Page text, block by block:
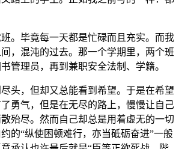
路上的学生。正如我之前写的一样：都
。毕竟每一天都是忙碌而且充实。而我
，混沌的过去。那一个学期里，两个班
管理员，再到兼职安全法制、学籍。
头，但却又总能看到希望。于是在希望
勇气，但是在无尽的路上，慢慢让自己
殆尽。然而自己却总是用着虚无的一切
的“纵使困顿难行，亦当砥砺奋进”一般